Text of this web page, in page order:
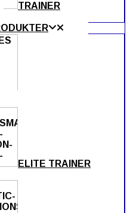
TRAINER
ELITE TRAINER